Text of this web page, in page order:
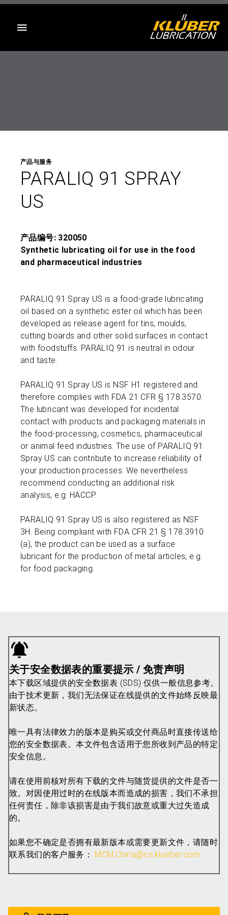
产品与服务
PARALIQ 91 SPRAY
US
产品编号: 320050
Synthetic lubricating oil for use in the food
and pharmaceutical industries
PARALIQ 91 Spray US is a food-grade lubricating
oil based on a synthetic ester oil which has been
developed as release agent for tins, moulds,
cutting boards and other solid surfaces in contact
with foodstuffs. PARALIQ 91 is neutral in odour
and taste.
PARALIQ 91 Spray US is NSF H1 registered and
therefore complies with FDA 21 CFR § 178.3570.
The lubricant was developed for incidental
contact with products and packaging materials in
the food-processing, cosmetics, pharmaceutical
or animal feed industries. The use of PARALIQ 91
Spray US can contribute to increase reliability of
your production processes. We nevertheless
recommend conducting an additional risk
analysis, e.g. HACCP.
PARALIQ 91 Spray US is also registered as NSF
3H. Being compliant with FDA CFR 21 § 178.3910
(a), the product can be used as a surface
lubricant for the production of metal articles, e.g.
for food packaging.
关于安全数据表的重要提示 / 免责声明
本下载区域提供的安全数据表 (SDS) 仅供一般信息参考。
由于技术更新，我们无法保证在线提供的文件始终反映最
新状态。
唯一具有法律效力的版本是购买或交付商品时直接传送给
您的安全数据表。本文件包含适用于您所收到产品的特定
安全信息。
请在使用前核对所有下载的文件与随货提供的文件是否一
致。对因使用过时的在线版本而造成的损害，我们不承担
任何责任，除非该损害是由于我们故意或重大过失造成
的。
如果您不确定是否拥有最新版本或需要更新文件，请随时
联系我们的客户服务： MCM.China@cn.klueber.com